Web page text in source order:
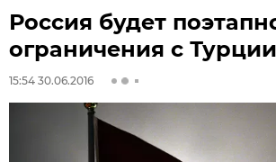
Россия будет
ограничения с Турции
15:54 30.06.2016